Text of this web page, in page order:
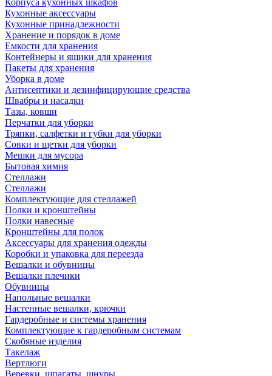
Корпуса кухонных шкафов
Кухонные аксессуары
Кухонные принадлежности
Хранение и порядок в доме
Емкости для хранения
Контейнеры и ящики для хранения
Пакеты для хранения
Уборка в доме
Антисептики и дезинфицирующие средства
Швабры и насадки
Тазы, ковши
Перчатки для уборки
Тряпки, салфетки и губки для уборки
Совки и щетки для уборки
Мешки для мусора
Бытовая химия
Стеллажи
Стеллажи
Комплектующие для стеллажей
Полки и кронштейны
Полки навесные
Кронштейны для полок
Аксессуары для хранения одежды
Коробки и упаковка для переезда
Вешалки и обувницы
Вешалки плечики
Обувницы
Напольные вешалки
Настенные вешалки, крючки
Гардеробные и системы хранения
Комплектующие к гардеробным системам
Скобяные изделия
Такелаж
Вертлюги
Веревки, шпагаты, шнуры